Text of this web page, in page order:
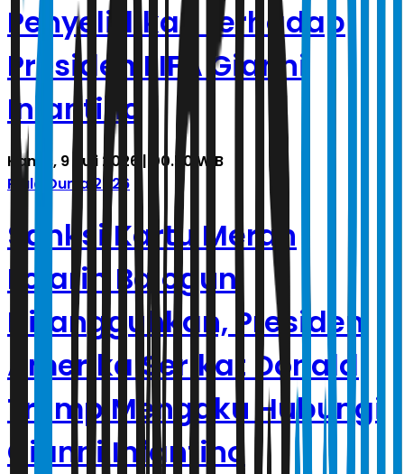
Penyelidikan terhadap
Presiden FIFA Gianni
Infantino
Kamis, 9 Juli 2026 | 00.50 WIB
Piala Dunia 2026
Sanksi Kartu Merah
Folarin Balogun
Ditangguhkan, Presiden
Amerika Serikat Donald
Trump Mengaku Hubungi
Gianni Infantino